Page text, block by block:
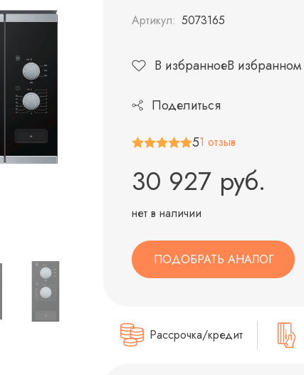
Артикул: 5073165
В избранноеВ избранном
Поделиться
51 отзыв
30 927 руб.
нет в наличии
ПОДОБРАТЬ АНАЛОГ
Рассрочка/кредит